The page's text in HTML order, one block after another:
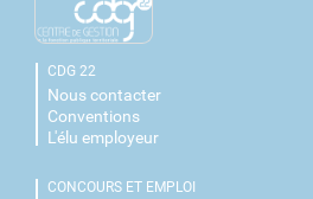
CDG 22
Nous contacter
Conventions
L'élu employeur
CONCOURS ET EMPLOI